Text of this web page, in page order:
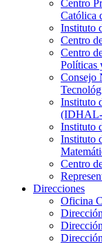
Centro
Católica
Instituto
Centro
Centro
Políticas
Consejo
Instituto
Instituto
Instituto
Centro
Direcciones
Oficina